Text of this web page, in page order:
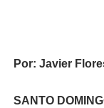
Por: Javier
SANTO